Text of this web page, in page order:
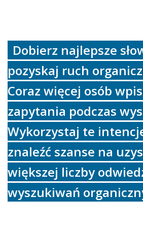
Dobierz najlepsze
pozyskaj ruch
Coraz więcej osób
zapytania podczas
Wykorzystaj te
znaleźć szanse na
większej liczby
wyszukiwań